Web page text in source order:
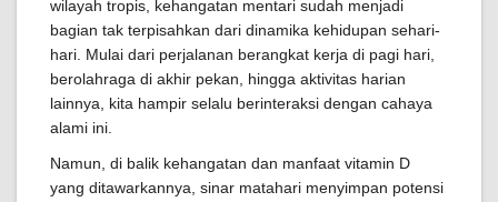
wilayah tropis, kehangatan mentari sudah menjadi
bagian tak terpisahkan dari dinamika kehidupan sehari-
hari. Mulai dari perjalanan berangkat kerja di pagi hari,
berolahraga di akhir pekan, hingga aktivitas harian
lainnya, kita hampir selalu berinteraksi dengan cahaya
alami ini.
Namun, di balik kehangatan dan manfaat vitamin D
yang ditawarkannya, sinar matahari menyimpan potensi